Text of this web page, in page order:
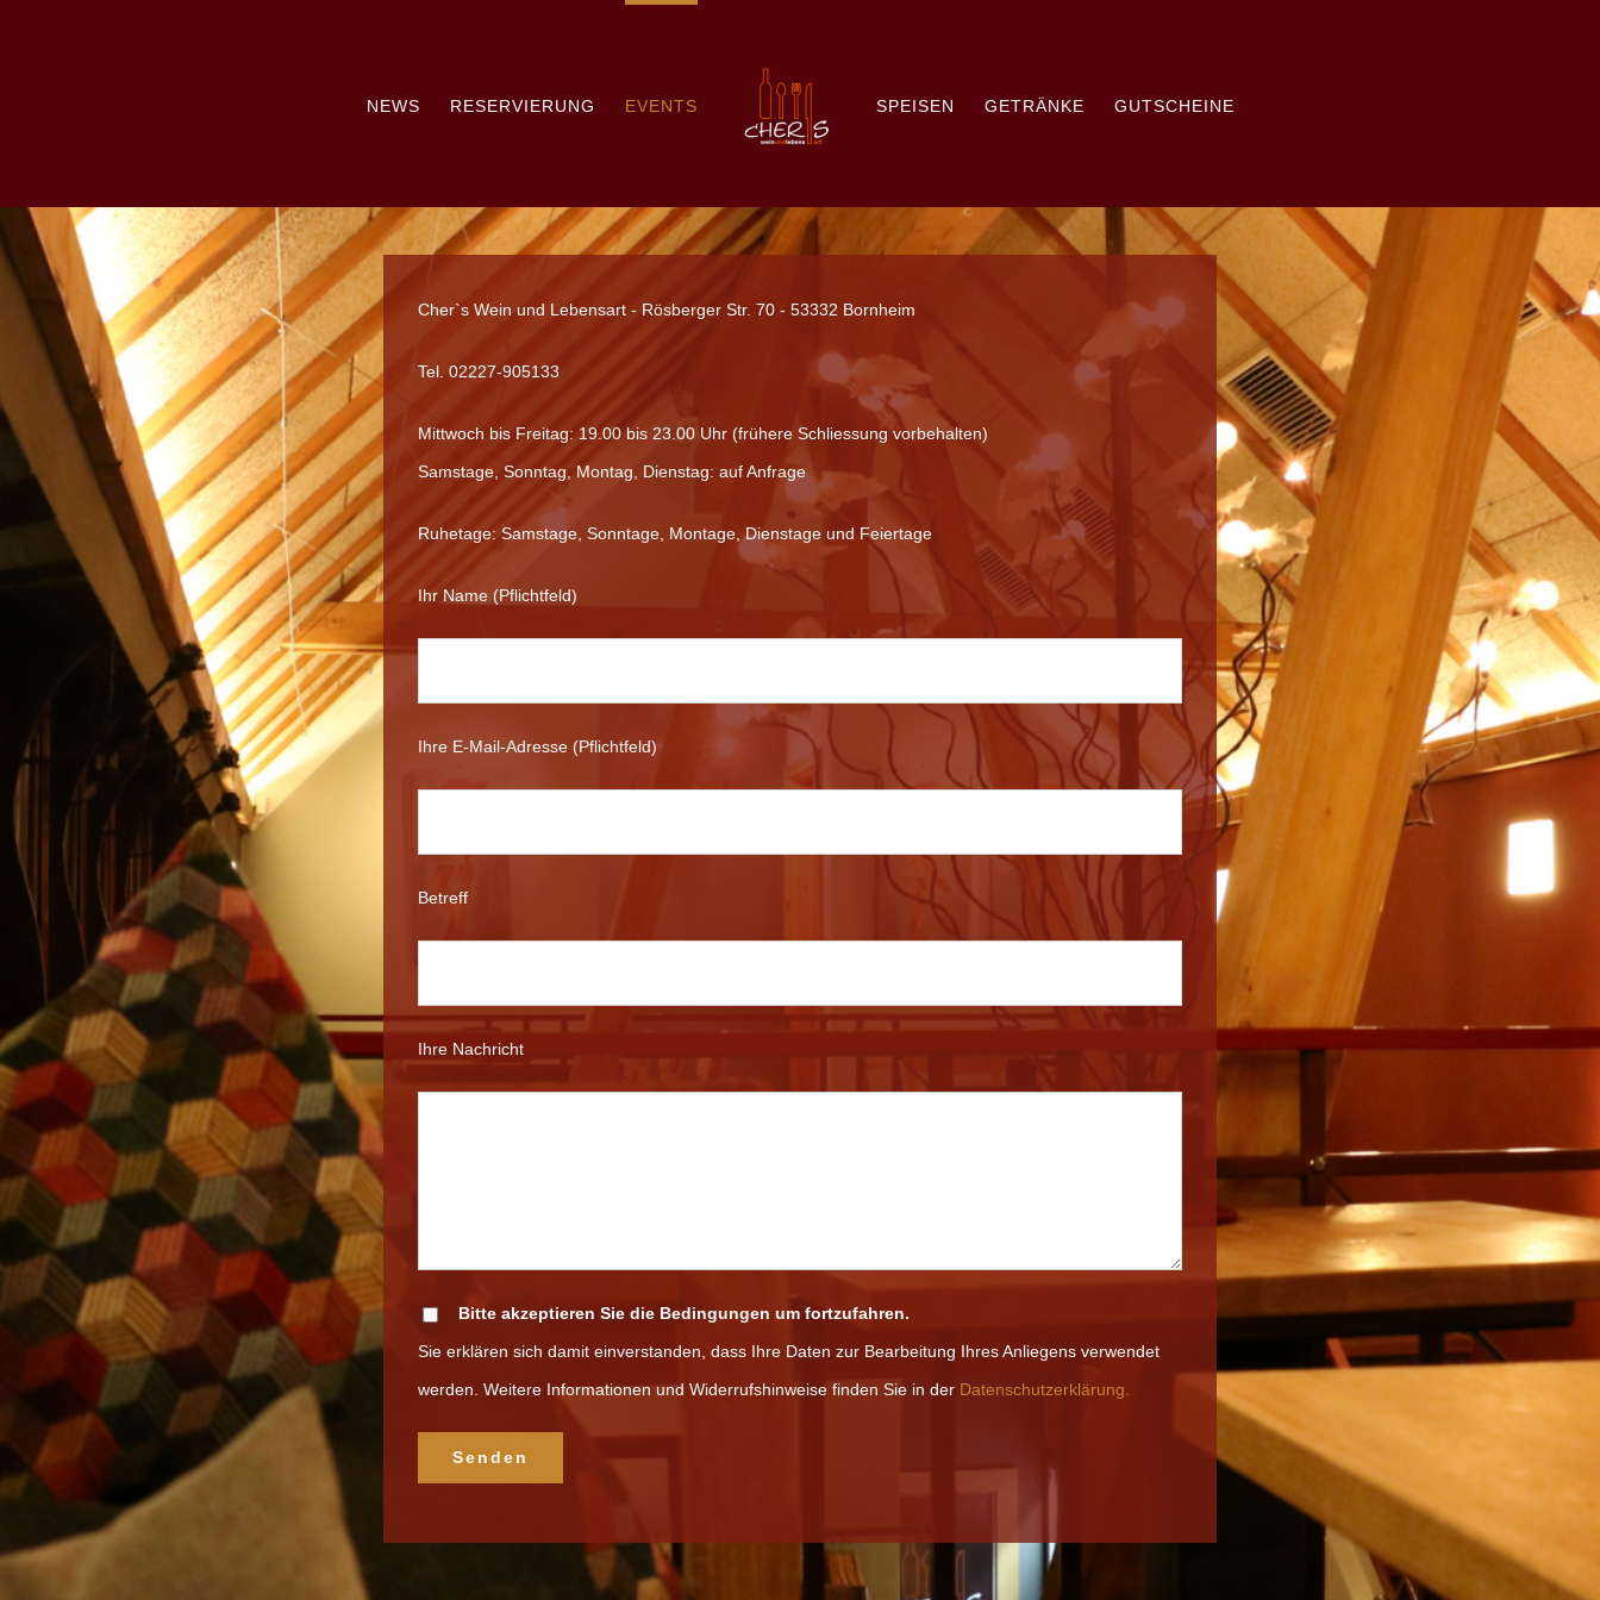
NEWS RESERVIERUNG EVENTS SPEISEN GETRÄNKE GUTSCHEINE
Cher`s Wein und Lebensart - Rösberger Str. 70 - 53332 Bornheim
Tel. 02227-905133
Mittwoch bis Freitag: 19.00 bis 23.00 Uhr (frühere Schliessung vorbehalten)
Samstage, Sonntag, Montag, Dienstag: auf Anfrage
Ruhetage: Samstage, Sonntage, Montage, Dienstage und Feiertage
Ihr Name (Pflichtfeld)
Ihre E-Mail-Adresse (Pflichtfeld)
Betreff
Ihre Nachricht
Bitte akzeptieren Sie die Bedingungen um fortzufahren.
Sie erklären sich damit einverstanden, dass Ihre Daten zur Bearbeitung Ihres Anliegens verwendet
werden. Weitere Informationen und Widerrufshinweise finden Sie in der Datenschutzerklärung.